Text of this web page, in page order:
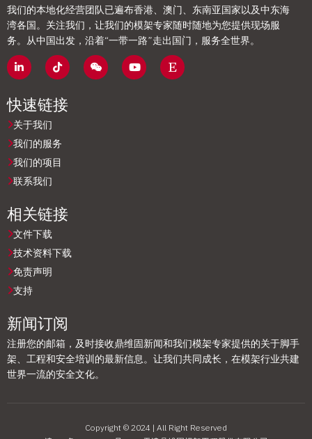
我们的本地化经营团队已遍布香港、澳门、东南亚国家以及中东海
湾各国。关注我们，让我们的模架专家随时随地为您提供现场服
务。从中国出发，沿着“一带一路”走出国门，服务全世界。
快速链接
关于我们
我们的服务
我们的项目
联系我们
相关链接
文件下载
技术资料下载
免责声明
支持
新闻订阅
注册您的邮箱，及时接收鼎维固新闻和我们模架专家提供的关于脚手
架、工程和安全培训的最新信息。让我们共同成长，在模架行业共建
世界一流的安全文化。
Copyright © 2024 | All Right Reserved